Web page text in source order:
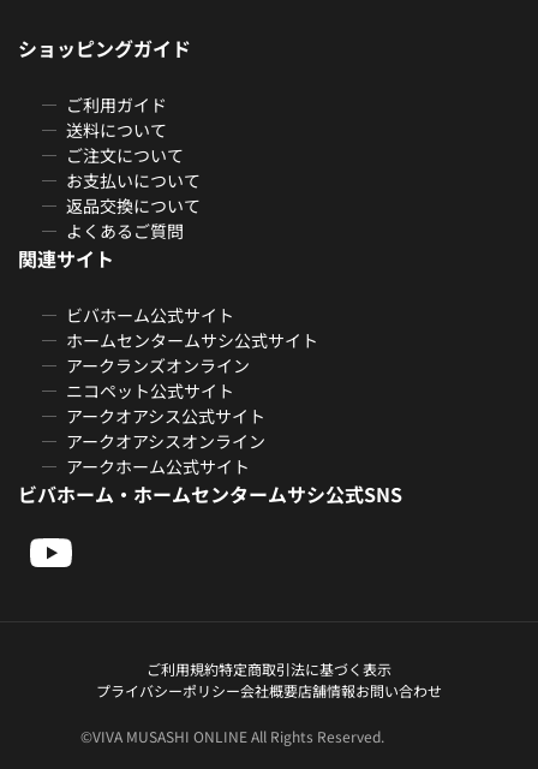
ショッピングガイド
ご利用ガイド
送料について
ご注文について
お支払いについて
返品交換について
よくあるご質問
関連サイト
ビバホーム公式サイト
ホームセンタームサシ公式サイト
アークランズオンライン
ニコペット公式サイト
アークオアシス公式サイト
アークオアシスオンライン
アークホーム公式サイト
ビバホーム・ホームセンタームサシ公式SNS
ご利用規約特定商取引法に基づく表示
プライバシーポリシー会社概要店舗情報お問い合わせ
©VIVA MUSASHI ONLINE All Rights Reserved.